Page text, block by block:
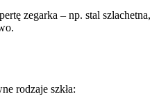
zegarka – np. stal szlachetna,
rodzaje szkła: